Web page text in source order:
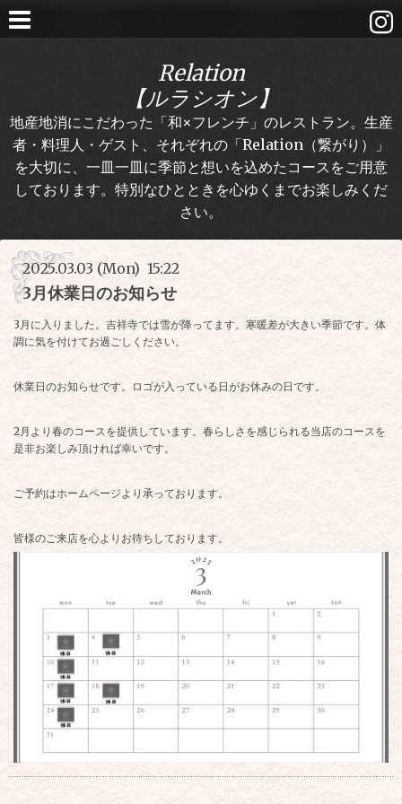
Relation
【ルラシオン】
地産地消にこだわった「和×フレンチ」のレストラン。生産
者・料理人・ゲスト、それぞれの「Relation（繋がり）」
を大切に、一皿一皿に季節と想いを込めたコースをご用意
しております。特別なひとときを心ゆくまでお楽しみくだ
さい。
2025.03.03 (Mon) 15:22
3月休業日のお知らせ
3月に入りました。吉祥寺では雪が降ってます。寒暖差が大きい季節です。体
調に気を付けてお過ごしください。
休業日のお知らせです。ロゴが入っている日がお休みの日です。
2月より春のコースを提供しています。春らしさを感じられる当店のコースを
是非お楽しみ頂ければ幸いです。
ご予約はホームページより承っております。
皆様のご来店を心よりお待ちしております。